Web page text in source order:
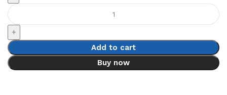
Add to cart
Buy now